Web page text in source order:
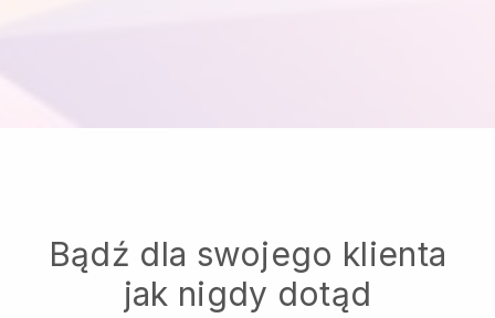
Bądź dla swojego klienta
jak nigdy dotąd